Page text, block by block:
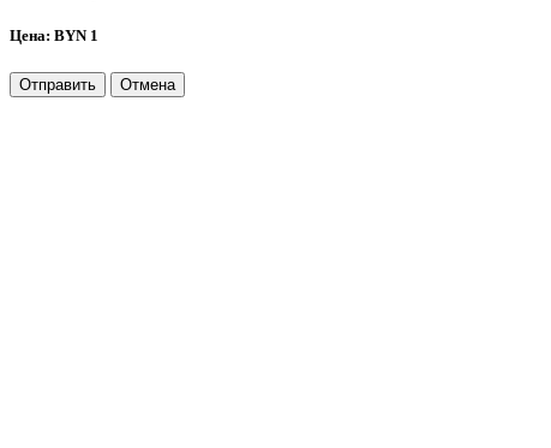
Цена: BYN 1
Отправить Отмена